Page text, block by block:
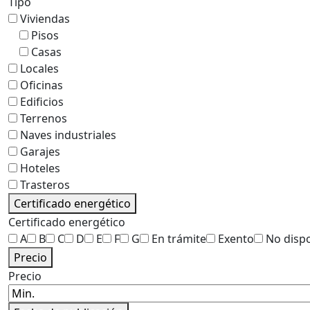
Viviendas
Pisos
Casas
Locales
Oficinas
Edificios
Terrenos
Naves industriales
Garajes
Hoteles
Trasteros
Certificado energético
Certificado energético
A
B C D E F G En trámite Exento
No
Precio
Precio